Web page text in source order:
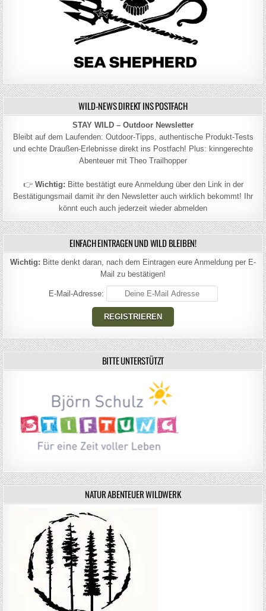
WILD-NEWS DIREKT INS POSTFACH
STAY WILD – Outdoor Newsletter
Bleibt auf dem Laufenden: Outdoor-Tipps, authentische Produkt-Tests
und echte Draußen-Erlebnisse direkt ins Postfach! Plus: kinngerechte
Abenteuer mit Theo Trailhopper
👉 Wichtig: Bitte bestätigt eure Anmeldung über den Link in der
Bestätigungsmail damit ihr den Newsletter auch wirklich bekommt! Ihr
könnt euch auch jederzeit wieder abmelden
EINFACH EINTRAGEN UND WILD BLEIBEN!
Wichtig: Bitte denkt daran, nach dem Eintragen eure Anmeldung per E-
Mail zu bestätigen!
E-Mail-Adresse:
BITTE UNTERSTÜTZT
NATUR ABENTEUER WILDWERK